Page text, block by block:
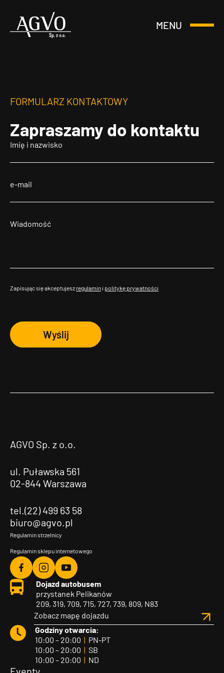
Header
MENU
Otwórz
FORMULARZ KONTAKTOWY
Zapraszamy do kontaktu
Zapisując się akceptujesz regulamin i politykę prywatności
Wyślij
AGVO Sp. z o.o.
ul. Puławska 561
02-844 Warszawa
tel.(22) 499 63 58
biuro@agvo.pl
Regulamin strzelnicy
Regulamin sklepu internetowego
Agvo
Facebook
Agvo
Instagram
Agvo
YouTube
Dojazd autobusem
przystanek Pelikanów
209, 319, 709, 715, 727, 739, 809, N83
Zobacz mapę dojazdu
Godziny otwarcia:
10:00 – 20:00 | PN-PT
10:00 – 20:00 | SB
10:00 – 20:00 | ND